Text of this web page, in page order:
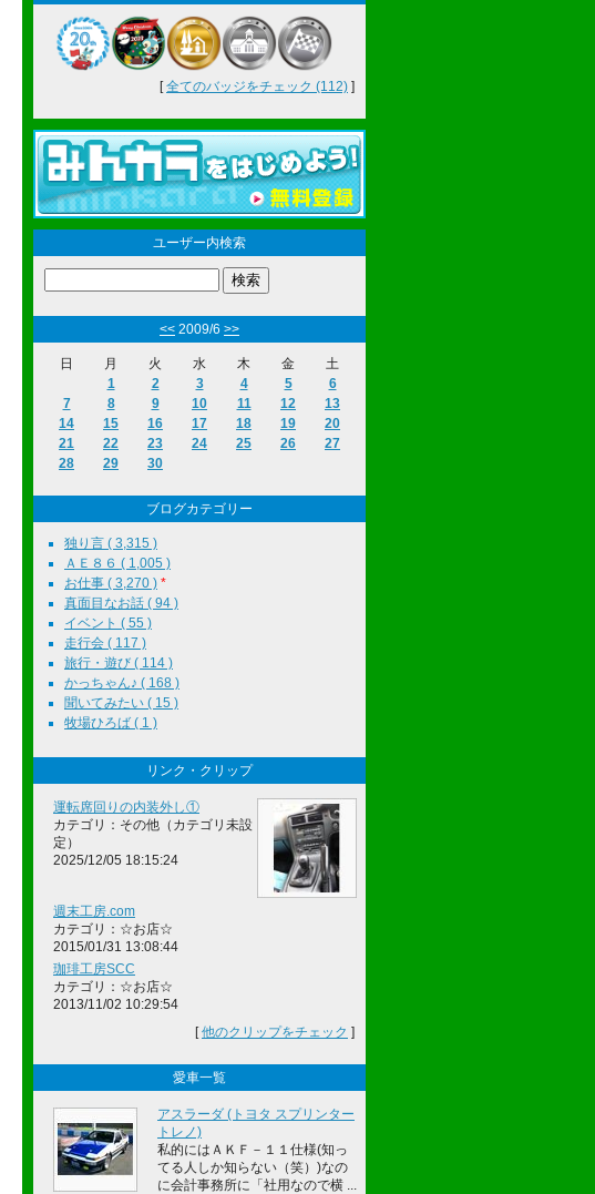
[全てのバッジをチェック (112) ]
ユーザー内検索
<< 2009/6 >>
日 月 火 水 木 金
土
1
2 3 4 5
6
7
8 9 10 11 12
13
14
15 16 17 18 19
20
21
22 23 24 25 26
27
28
29 30
ブログカテゴリー
独り言 ( 3,315 )
ＡＥ８６ ( 1,005 )
お仕事 ( 3,270 ) *
真面目なお話 ( 94 )
イベント ( 55 )
走行会 ( 117 )
旅行・遊び ( 114 )
かっちゃん♪ ( 168 )
聞いてみたい ( 15 )
牧場ひろば ( 1 )
リンク・クリップ
運転席回りの内装外し①
カテゴリ：その他（カテゴリ未設
定）
2025/12/05 18:15:24
週末工房.com
カテゴリ：☆お店☆
2015/01/31 13:08:44
珈琲工房SCC
カテゴリ：☆お店☆
2013/11/02 10:29:54
[他のクリップをチェック ]
愛車一覧
アスラーダ (トヨタ スプリンター
トレノ)
私的にはＡＫＦ－１１仕様(知っ
てる人しか知らない（笑）)なの
に会計事務所に「社用なので横 ...